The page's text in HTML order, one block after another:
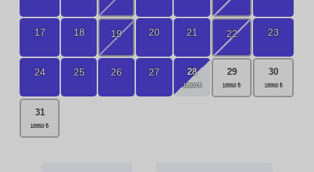
17 18 19 20 21 22 23
24 25 26 27 28 29 30
31